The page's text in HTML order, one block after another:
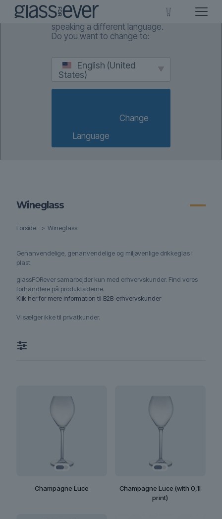
We've detected you might be
speaking a different language.
Do you want to change to:
English (United
States)
Language
Wineglass
Forside > Wineglass
Genanvendelige, genanvendelige og miljøvenlige drikkeglas i
plast.
glassFORever samarbejder kun med erhvervskunder. Find vores
forhandlere på produktsiderne.
Klik her for mere information til B2B-erhvervskunder
Vi sælger ikke til privatkunder.
Champagne Luce
Champagne Luce (with 0,1l
print)